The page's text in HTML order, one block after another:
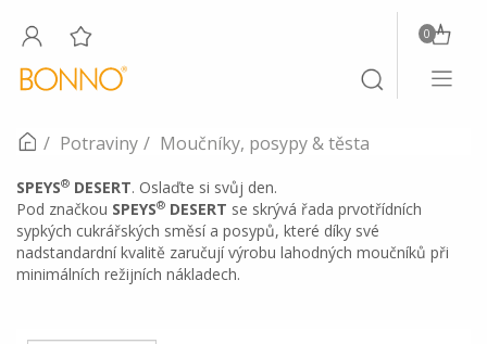
Toggle
search
0
Toggle
Potraviny Moučníky, posypy & těsta
SPEYS® DESERT. Oslaďte si svůj den.
Pod značkou SPEYS® DESERT se skrývá řada prvotřídních
sypkých cukrářských směsí a posypů, které díky své
nadstandardní kvalitě zaručují výrobu lahodných moučníků při
minimálních režijních nákladech.